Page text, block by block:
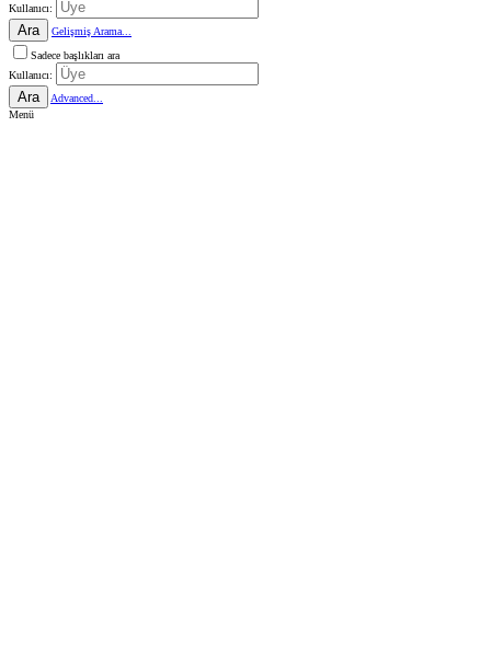
Kullanıcı:
Ara
Gelişmiş Arama...
Sadece başlıkları ara
Kullanıcı:
Ara
Advanced...
Menü